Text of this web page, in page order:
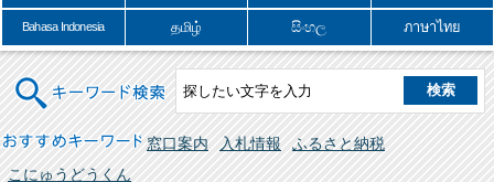
Bahasa Indonesia தமிழ் සිංහල ภาษาไทย
キーワード検索
おすすめキーワード 窓口案内 入札情報
ふるさと納税
こにゅうどうくん